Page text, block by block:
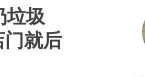
垃圾
就后